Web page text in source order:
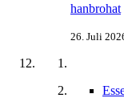
hanbrohat
26. Juli